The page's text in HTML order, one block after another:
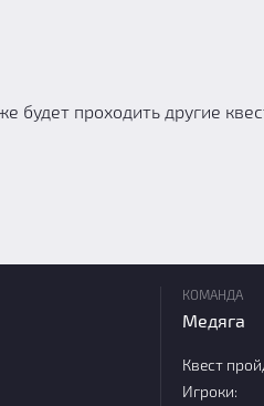
будет проходить другие
КОМАНДА
Медяга
Квест
Игроки: